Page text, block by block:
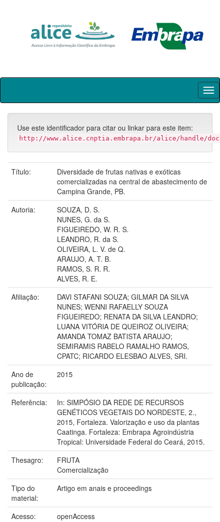
Skip
Use este identificador para citar ou linkar para este item:
http://www.alice.cnptia.embrapa.br/alice/handle/doc/
Título:
Diversidade de frutas nativas e exóticas
comercializadas na central de abastecimento de
Campina Grande, PB.
Autoria:
SOUZA, D. S.
NUNES, G. da S.
FIGUEIREDO, W. R. S.
LEANDRO, R. da S.
OLIVEIRA, L. V. de Q.
ARAUJO, A. T. B.
RAMOS, S. R. R.
ALVES, R. E.
Afiliação:
DAVI STAFANI SOUZA; GILMAR DA SILVA
NUNES; WENNI RAFAELLY SOUZA
FIGUEIREDO; RENATA DA SILVA LEANDRO;
LUANA VITÓRIA DE QUEIROZ OLIVEIRA;
AMANDA TOMAZ BATISTA ARAUJO;
SEMIRAMIS RABELO RAMALHO RAMOS,
CPATC; RICARDO ELESBAO ALVES, SRI.
Ano de
publicação:
2015
Referência:
In: SIMPÓSIO DA REDE DE RECURSOS
GENÉTICOS VEGETAIS DO NORDESTE, 2.,
2015, Fortaleza. Valorização e uso da plantas
Caatinga. Fortaleza: Embrapa Agroindústria
Tropical: Universidade Federal do Ceará, 2015.
Thesagro:
FRUTA
Comercialização
Tipo do
material:
Artigo em anais e proceedings
Acesso:
openAccess